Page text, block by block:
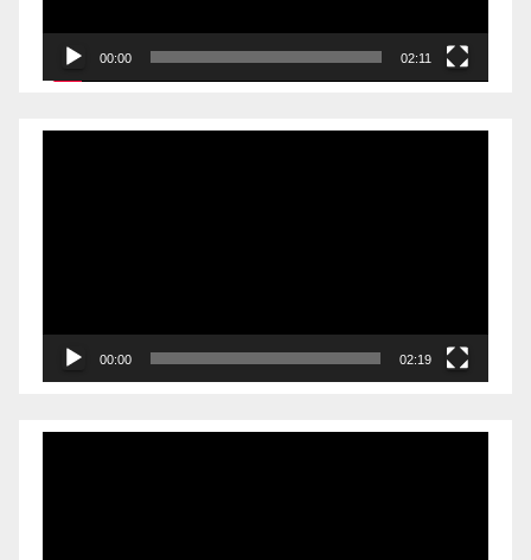
00:00 02:11
00:00 02:19